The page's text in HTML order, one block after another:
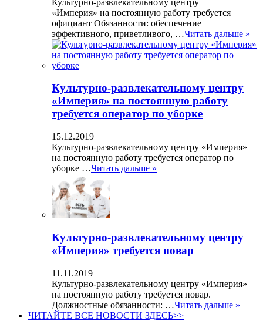
«Империя» на постоянную работу требуется
официант Обязанности: обеспечение
эффективного, приветливого, …Читать дальше »
Культурно-развлекательному центру
«Империя» на постоянную работу
требуется оператор по уборке
15.12.2019
Культурно-развлекательному центру «Империя»
на постоянную работу требуется оператор по
уборке …Читать дальше »
Культурно-развлекательному центру
«Империя» требуется повар
11.11.2019
Культурно-развлекательному центру «Империя»
на постоянную работу требуется повар.
Должностные обязанности: …Читать дальше »
ЧИТАЙТЕ ВСЕ НОВОСТИ ЗДЕСЬ>>